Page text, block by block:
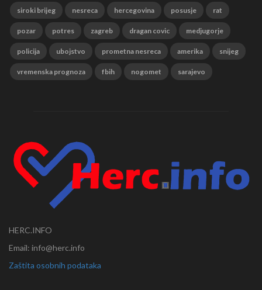
siroki brijeg nesreca hercegovina posusje rat
pozar potres zagreb dragan covic medjugorje
policija ubojstvo prometna nesreca amerika snijeg
vremenska prognoza fbih nogomet sarajevo
HERC.INFO
Email: info@herc.info
Zaštita osobnih podataka